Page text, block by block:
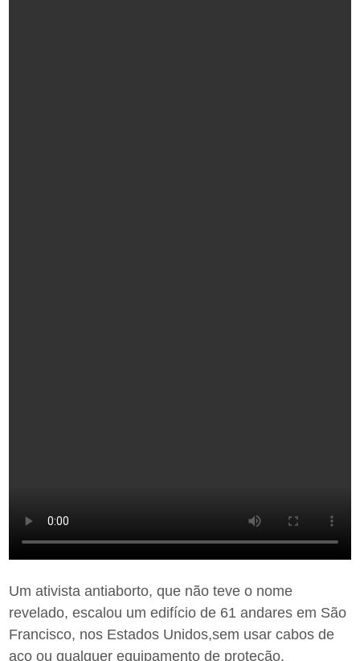
Um ativista antiaborto, que não teve o nome
revelado, escalou um edifício de 61 andares em São
Francisco, nos Estados Unidos,sem usar cabos de
aço ou qualquer equipamento de proteção.